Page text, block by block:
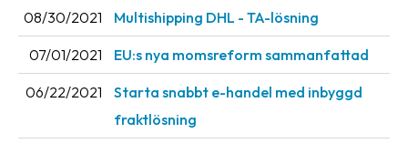
08/30/2021 Multishipping DHL - TA-lösning
07/01/2021 EU:s nya momsreform sammanfattad
06/22/2021
Starta snabbt e-handel med inbyggd
fraktlösning